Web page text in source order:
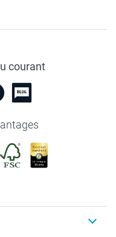
courant